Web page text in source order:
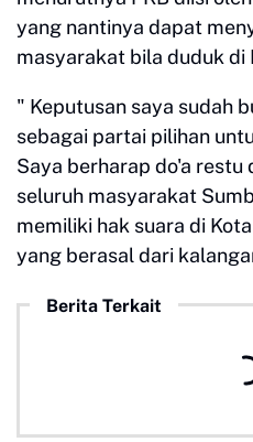
yang nantinya dapat
masyarakat bila duduk di
" Keputusan saya sudah
sebagai partai pilihan
Saya berharap do'a restu
seluruh masyarakat
memiliki hak suara di
yang berasal dari
Berita Terkait